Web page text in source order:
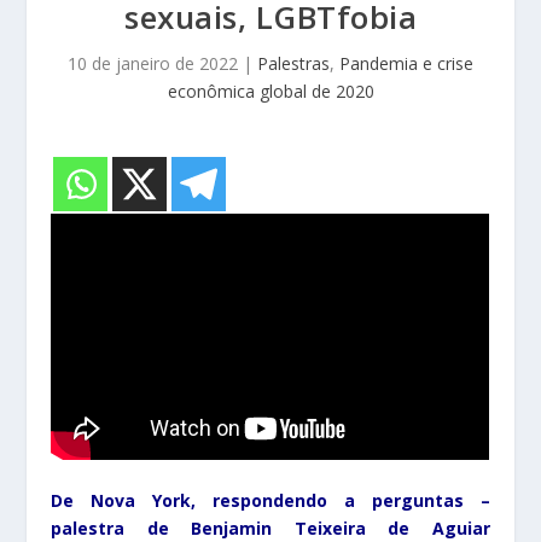
sexuais, LGBTfobia
10 de janeiro de 2022 | Palestras, Pandemia e crise
econômica global de 2020
De Nova York, respondendo a perguntas –
palestra de Benjamin Teixeira de Aguiar